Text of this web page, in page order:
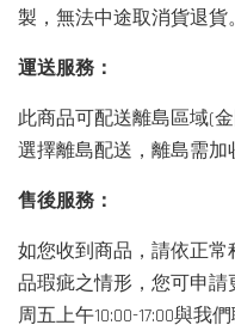
製，無法中途取消貨退貨。
運送服務：
此商品可配送離島區域(
選擇離島配送，離島需加
售後服務：
如您收到商品，請依正
品瑕疵之情形，您可申
周五上午10:00-17:00與我們